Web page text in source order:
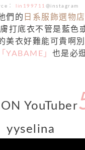
： lin199711 @instagram
們的 日系服飾選物店
打底衣不管是藍色
美衣好難能可貴啊別
「 YABAME 」 也是必
YouTuber
yyselina